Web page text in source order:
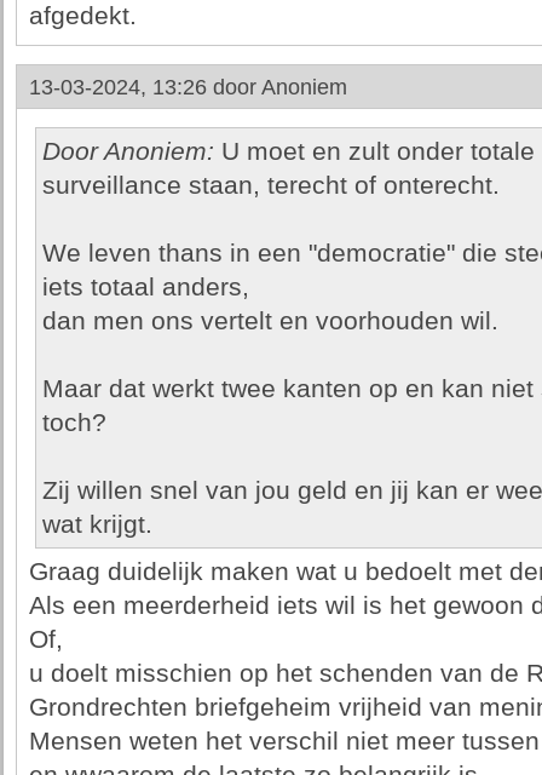
afgedekt.
13-03-2024, 13:26 door Anoniem
Door Anoniem: U moet en zult onder
surveillance staan, terecht of onterecht.
We leven thans in een "democratie" die
iets totaal anders,
dan men ons vertelt en voorhouden wil.
Maar dat werkt twee kanten op en kan
toch?
Zij willen snel van jou geld en jij kan er
wat krijgt.
Graag duidelijk maken wat u bedoelt met
Als een meerderheid iets wil is het gewoon
Of,
u doelt misschien op het schenden van de
Grondrechten briefgeheim vrijheid van
Mensen weten het verschil niet meer